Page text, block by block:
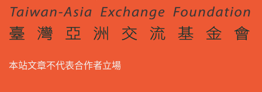
本站文章不代表合作者立場